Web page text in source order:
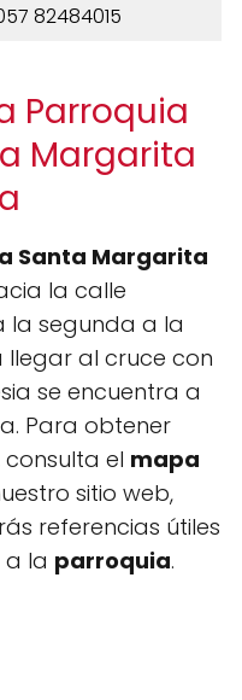
82484015
Parroquia
Margarita
Santa Margarita
la calle
la segunda a la
al cruce con
se encuentra a
Para obtener
el mapa
sitio web,
referencias útiles
la parroquia.